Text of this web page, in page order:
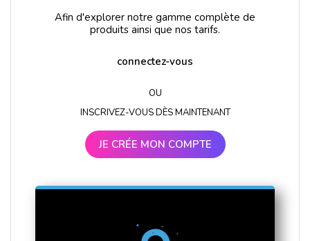
Afin d'explorer notre gamme complète de
produits ainsi que nos tarifs.
connectez-vous
OU
INSCRIVEZ-VOUS DÈS MAINTENANT
JE CRÉE MON COMPTE